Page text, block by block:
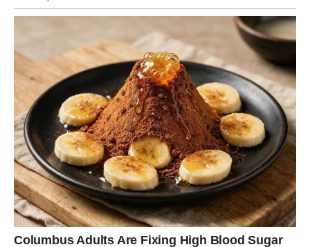
2 kašike brašna
20 dag mlevenih oraha(200 g)
Sastojci za kremu:
6 žumanaca
6 kašika šećera
1 vanilin šećer